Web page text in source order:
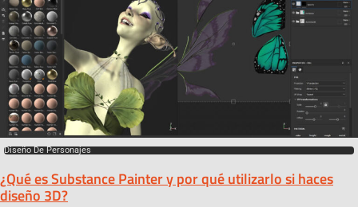
Diseño De Personajes
¿Qué es Substance Painter y por qué utilizarlo si haces
diseño 3D?